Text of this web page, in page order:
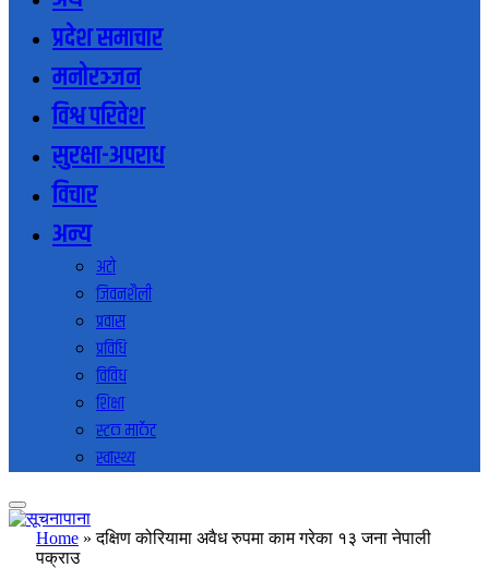
प्रदेश समाचार
मनोरञ्जन
विश्व परिवेश
सुरक्षा-अपराध
विचार
अन्य
अटो
जिवनशैली
प्रवास
प्रविधि
विविध
शिक्षा
स्टक मार्केट
स्वास्थ्य
Home »दक्षिण कोरियामा अवैध रुपमा काम गरेका १३ जना नेपाली
पक्राउ